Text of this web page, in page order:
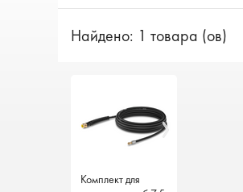
Найдено: 1 товара (ов)
Комплект для
Комплект для